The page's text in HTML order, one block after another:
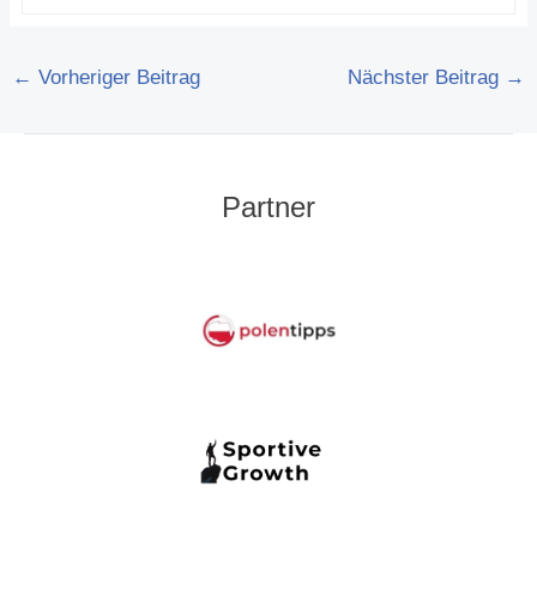
← Vorheriger Beitrag Nächster Beitrag →
Partner